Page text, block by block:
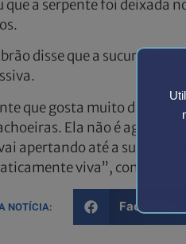
a serpente foi deixada
disse que a sucuri verde
que gosta muito de
Ela não é
vai apertando até a sua
viva”, conta
NOTÍCIA: Facebook